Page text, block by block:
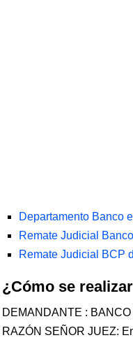
Departamento Banco
Remate Judicial
Remate Judicial BCP
¿Cómo se
DEMANDANTE :
RAZÓN SEÑOR JUEZ: